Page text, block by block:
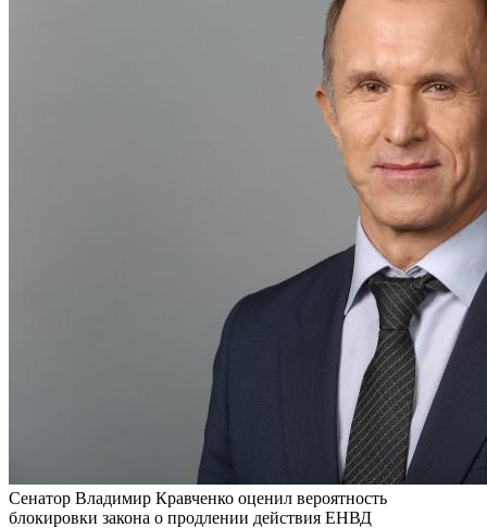
Сенатор Владимир Кравченко оценил вероятность
блокировки закона о продлении действия ЕНВД